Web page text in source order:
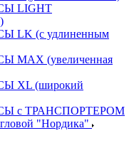
LIGHT
LK (с удлиненным
(увеличенная
XL (широкий
с ТРАНСПОРТЕРОМ
"Нордика"